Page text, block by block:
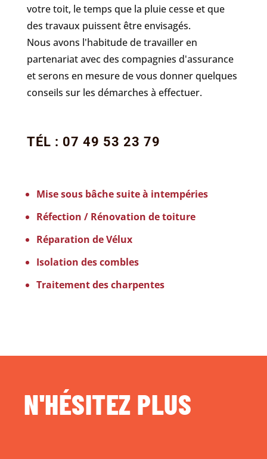
votre toit, le temps que la pluie cesse et que
des travaux puissent être envisagés.
Nous avons l'habitude de travailler en
partenariat avec des compagnies d'assurance
et serons en mesure de vous donner quelques
conseils sur les démarches à effectuer.
TÉL : 07 49 53 23 79
Mise sous bâche suite à intempéries
Réfection / Rénovation de toiture
Réparation de Vélux
Isolation des combles
Traitement des charpentes
N'HÉSITEZ PLUS